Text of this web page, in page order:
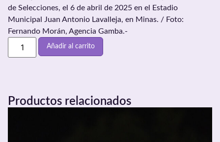
de Selecciones, el 6 de abril de 2025 en el Estadio
Municipal Juan Antonio Lavalleja, en Minas. / Foto:
Fernando Morán, Agencia Gamba.-
Añadir al carrito
Productos relacionados